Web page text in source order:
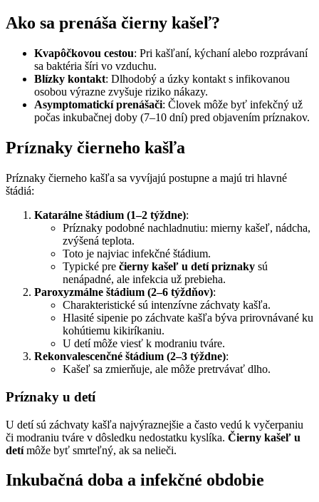
Ako sa prenáša čierny kašeľ?
Kvapôčkovou cestou: Pri kašľaní, kýchaní alebo rozprávaní
sa baktéria šíri vo vzduchu.
Blízky kontakt: Dlhodobý a úzky kontakt s infikovanou
osobou výrazne zvyšuje riziko nákazy.
Asymptomatickí prenášači: Človek môže byť infekčný už
počas inkubačnej doby (7–10 dní) pred objavením príznakov.
Príznaky čierneho kašľa
Príznaky čierneho kašľa sa vyvíjajú postupne a majú tri hlavné
štádiá:
Katarálne štádium (1–2 týždne):
Príznaky podobné nachladnutiu: mierny kašeľ, nádcha,
zvýšená teplota.
Toto je najviac infekčné štádium.
Typické pre čierny kašeľ u detí priznaky sú
nenápadné, ale infekcia už prebieha.
Paroxyzmálne štádium (2–6 týždňov):
Charakteristické sú intenzívne záchvaty kašľa.
Hlasité sipenie po záchvate kašľa býva prirovnávané ku
kohútiemu kikiríkaniu.
U detí môže viesť k modraniu tváre.
Rekonvalescenčné štádium (2–3 týždne):
Kašeľ sa zmierňuje, ale môže pretrvávať dlho.
Príznaky u detí
U detí sú záchvaty kašľa najvýraznejšie a často vedú k vyčerpaniu
či modraniu tváre v dôsledku nedostatku kyslíka. Čierny kašeľ u
detímôže byť smrteľný, ak sa nelieči.
Inkubačná doba a infekčné obdobie